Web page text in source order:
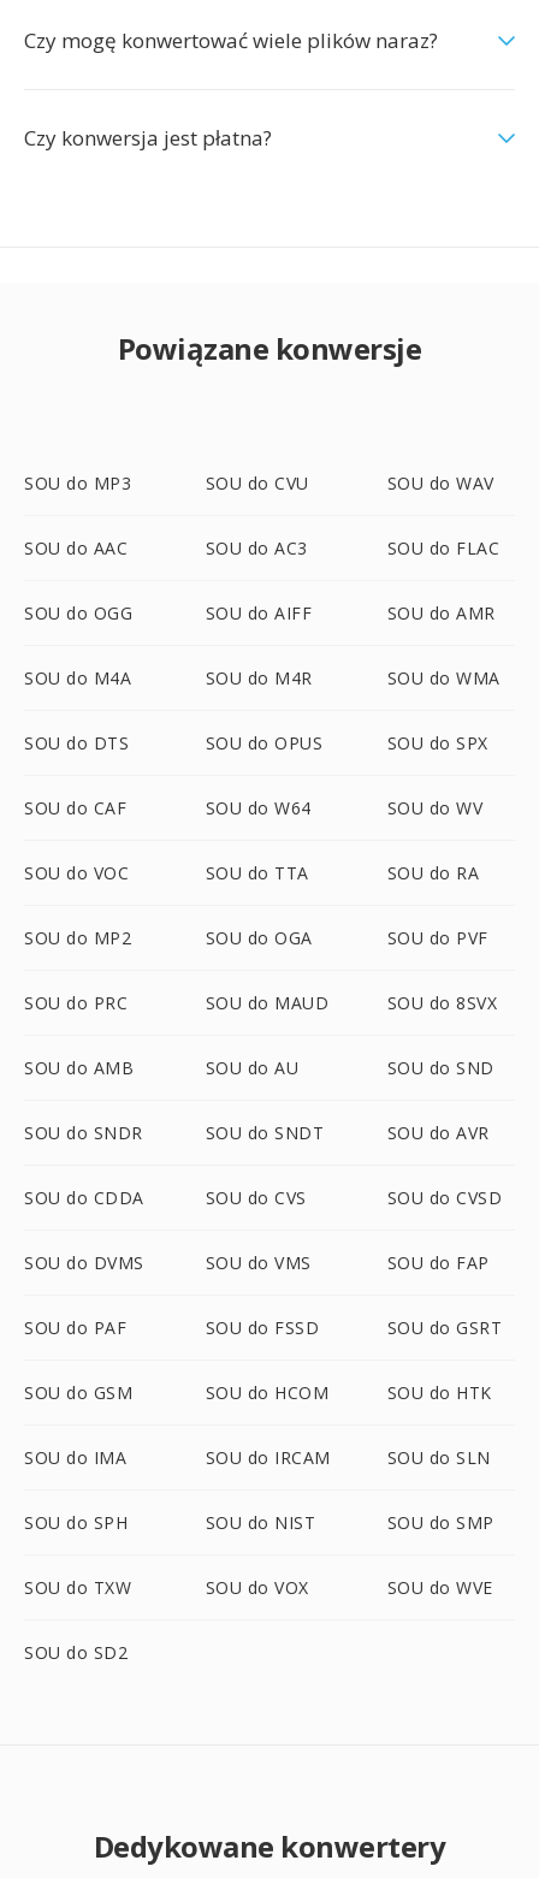
Czy mogę konwertować wiele plików naraz?
Czy konwersja jest płatna?
Powiązane konwersje
SOU do MP3 SOU do CVU SOU do WAV
SOU do AAC SOU do AC3 SOU do FLAC
SOU do OGG SOU do AIFF SOU do AMR
SOU do M4A SOU do M4R SOU do WMA
SOU do DTS SOU do OPUS SOU do SPX
SOU do CAF SOU do W64 SOU do WV
SOU do VOC SOU do TTA SOU do RA
SOU do MP2 SOU do OGA SOU do PVF
SOU do PRC SOU do MAUD SOU do 8SVX
SOU do AMB SOU do AU SOU do SND
SOU do SNDR SOU do SNDT SOU do AVR
SOU do CDDA SOU do CVS SOU do CVSD
SOU do DVMS SOU do VMS SOU do FAP
SOU do PAF SOU do FSSD SOU do GSRT
SOU do GSM SOU do HCOM SOU do HTK
SOU do IMA SOU do IRCAM SOU do SLN
SOU do SPH SOU do NIST SOU do SMP
SOU do TXW SOU do VOX SOU do WVE
SOU do SD2
Dedykowane konwertery